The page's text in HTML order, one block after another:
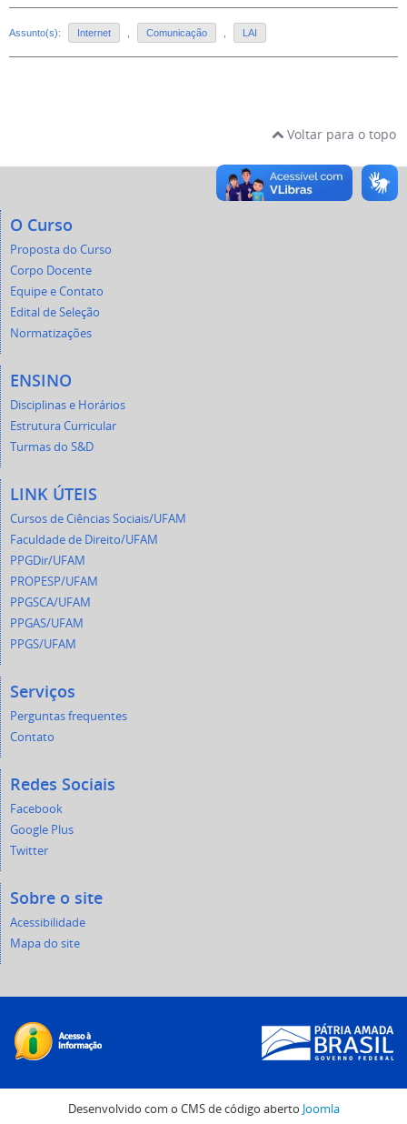
Assunto(s): Internet Comunicação LAI
Voltar para o topo
O Curso
Proposta do Curso
Corpo Docente
Equipe e Contato
Edital de Seleção
Normatizações
ENSINO
Disciplinas e Horários
Estrutura Curricular
Turmas do S&D
LINK ÚTEIS
Cursos de Ciências Sociais/UFAM
Faculdade de Direito/UFAM
PPGDir/UFAM
PROPESP/UFAM
PPGSCA/UFAM
PPGAS/UFAM
PPGS/UFAM
Serviços
Perguntas frequentes
Contato
Redes Sociais
Facebook
Google Plus
Twitter
Sobre o site
Acessibilidade
Mapa do site
Desenvolvido com o CMS de código aberto Joomla